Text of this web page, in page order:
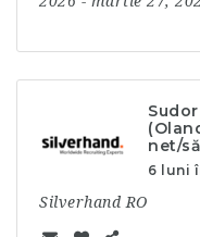
net/
6 luni
Silverhand RO